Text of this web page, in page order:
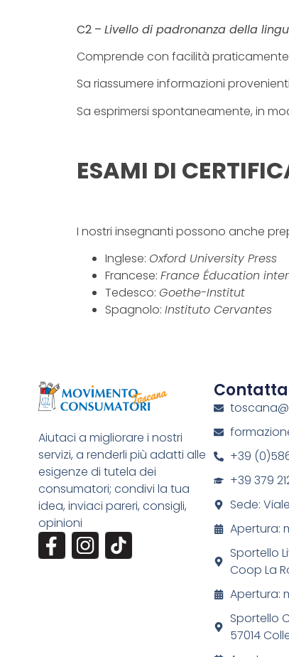
C2 – Livello di padronanza della
Comprende con facilità
Sa riassumere informazioni
Sa esprimersi spontaneamente, in
ESAMI DI
I nostri insegnanti possono anche
Inglese: Oxford University Press
Francese: France Éducation
Tedesco: Goethe-Institut
Spagnolo: Instituto Cervantes
Aiutaci a migliorare i nostri
servizi, a renderli più adatti alle
esigenze di tutela dei
consumatori; condivi la tua
idea, inviaci pareri, consigli,
opinioni
+39
+39 379
Sede:
Apertura:
Sportello
Coop La
Apertura:
Sportello
57014